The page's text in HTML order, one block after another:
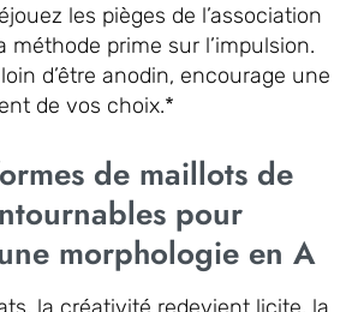
les pièges de l’association
méthode prime sur l’impulsion.
d’être anodin, encourage une
de vos choix.*
de maillots de
pour
morphologie en A